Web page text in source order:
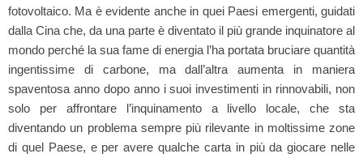
fotovoltaico. Ma è evidente anche in quei Paesi emergenti, guidati
dalla Cina che, da una parte è diventato il più grande inquinatore al
mondo perché la sua fame di energia l’ha portata bruciare quantità
ingentissime di carbone, ma dall’altra aumenta in maniera
spaventosa anno dopo anno i suoi investimenti in rinnovabili, non
solo per affrontare l’inquinamento a livello locale, che sta
diventando un problema sempre più rilevante in moltissime zone
di quel Paese, e per avere qualche carta in più da giocare nelle